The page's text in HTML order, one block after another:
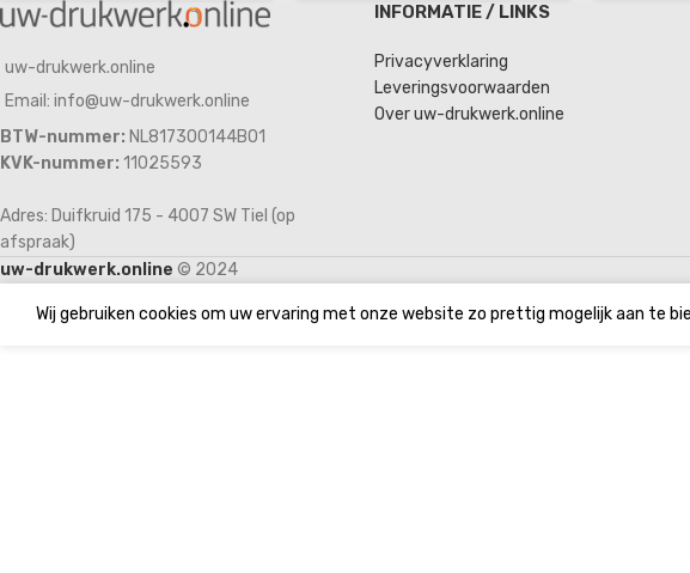
uw-drukwerk.online
Email: info@uw-drukwerk.online
BTW-nummer: NL817300144B01
KVK-nummer: 11025593
Adres: Duifkruid 175 - 4007 SW Tiel (op
afspraak)
INFORMATIE / LINKS
Privacyverklaring
Leveringsvoorwaarden
Over uw-drukwerk.online
uw-drukwerk.online © 2024
Wij gebruiken cookies om uw ervaring met onze website zo prettig mogelijk aan te